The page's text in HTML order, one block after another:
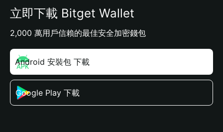
立即下載 Bitget Wallet
2,000 萬用戶信賴的最佳安全加密錢包
Android 安裝包 下載
Google Play 下載